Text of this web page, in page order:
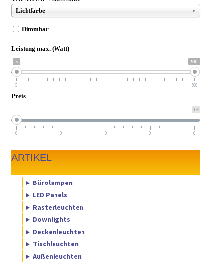
► ZAHLARTEN
► VERSANDARTEN
Lichtfarbe
Dimmbar
Leistung max. (Watt)
5 500
5 500
Preis
0 €
0 0 0 0 0
ARTIKEL
► Bürolampen
► LED Panels
► Rasterleuchten
► Downlights
► Deckenleuchten
► Tischleuchten
► Außenleuchten